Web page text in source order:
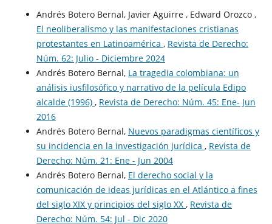
Andrés Botero Bernal, Javier Aguirre , Edward Orozco ,
El neoliberalismo y las manifestaciones cristianas
protestantes en Latinoamérica , Revista de Derecho:
Núm. 62: Julio - Diciembre 2024
Andrés Botero Bernal, La tragedia colombiana: un
análisis iusfilosófico y narrativo de la película Edipo
alcalde (1996) , Revista de Derecho: Núm. 45: Ene- Jun
2016
Andrés Botero Bernal, Nuevos paradigmas científicos y
su incidencia en la investigación jurídica , Revista de
Derecho: Núm. 21: Ene - Jun 2004
Andrés Botero Bernal, El derecho social y la
comunicación de ideas jurídicas en el Atlántico a fines
del siglo XIX y principios del siglo XX , Revista de
Derecho: Núm. 54: Jul - Dic 2020